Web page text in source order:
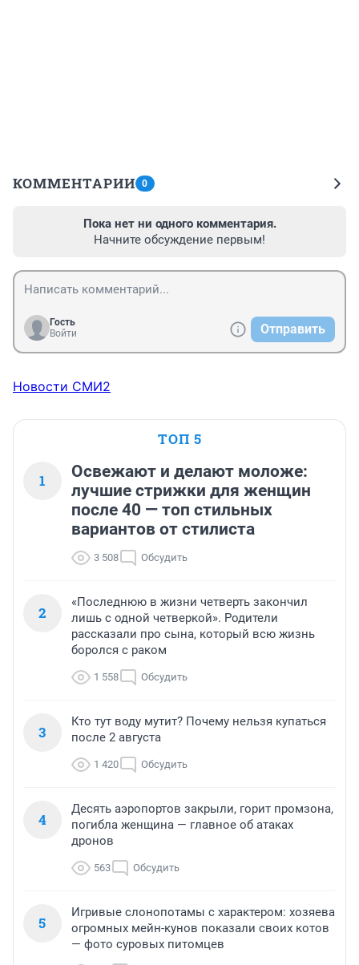
КОММЕНТАРИИ 0
Пока нет ни одного комментария.
Начните обсуждение первым!
Гость
Войти
Отправить
Новости СМИ2
ТОП 5
1
Освежают и делают моложе:
лучшие стрижки для женщин
после 40 — топ стильных
вариантов от стилиста
3 508 Обсудить
2
«Последнюю в жизни четверть закончил
лишь с одной четверкой». Родители
рассказали про сына, который всю жизнь
боролся с раком
1 558 Обсудить
3
Кто тут воду мутит? Почему нельзя купаться
после 2 августа
1 420 Обсудить
4
Десять аэропортов закрыли, горит промзона,
погибла женщина — главное об атаках
дронов
563 Обсудить
5
Игривые слонопотамы с характером: хозяева
огромных мейн-кунов показали своих котов
— фото суровых питомцев